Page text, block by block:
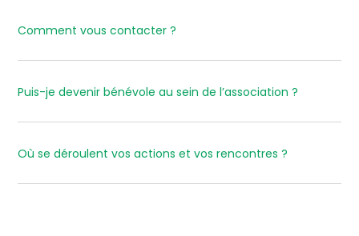
Comment vous contacter ?
Puis-je devenir bénévole au sein de l’association ?
Où se déroulent vos actions et vos rencontres ?